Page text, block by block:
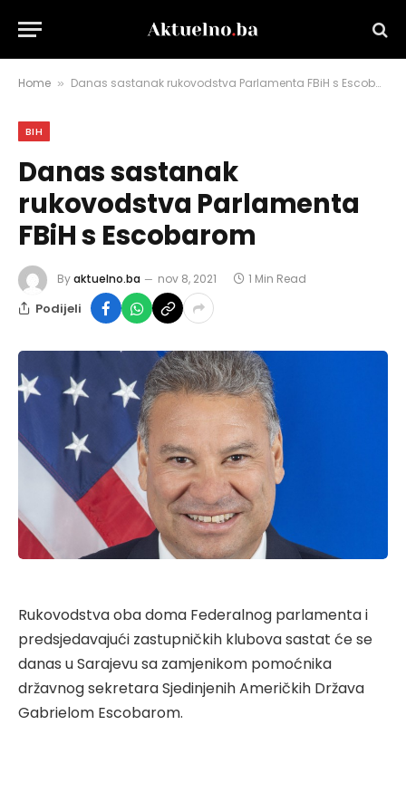
Home » Danas sastanak rukovodstva Parlamenta FBiH s Escobarom
BIH
Danas sastanak
rukovodstva Parlamenta
FBiH s Escobarom
Byaktuelno.ba nov 8, 2021 1 Min Read
Podijeli
Rukovodstva oba doma Federalnog parlamenta i
predsjedavajući zastupničkih klubova sastat će se
danas u Sarajevu sa zamjenikom pomoćnika
državnog sekretara Sjedinjenih Američkih Država
Gabrielom Escobarom.